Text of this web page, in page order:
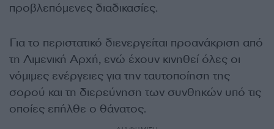
προβλεπόμενες διαδικασίες.
Για το περιστατικό διενεργείται προανάκριση από
τη Λιμενική Αρχή, ενώ έχουν κινηθεί όλες οι
νόμιμες ενέργειες για την ταυτοποίηση της
σορού και τη διερεύνηση των συνθηκών υπό τις
οποίες επήλθε ο θάνατος.